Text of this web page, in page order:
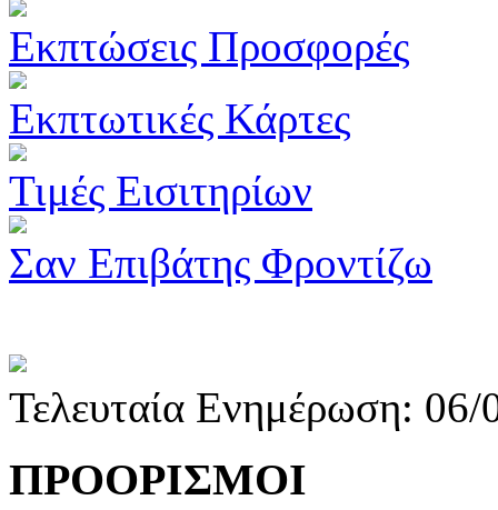
Εκπτώσεις Προσφορές
Εκπτωτικές Κάρτες
Τιμές Εισιτηρίων
Σαν Επιβάτης Φροντίζω
Τελευταία Ενημέρωση:
ΠΡΟΟΡΙΣΜΟΙ